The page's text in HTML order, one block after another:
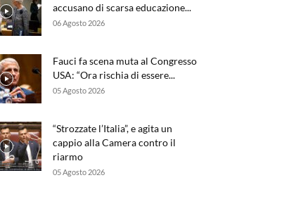
accusano di scarsa educazione...
06 Agosto 2026
Fauci fa scena muta al Congresso
USA: “Ora rischia di essere...
05 Agosto 2026
“Strozzate l’Italia”, e agita un
cappio alla Camera contro il
riarmo
05 Agosto 2026